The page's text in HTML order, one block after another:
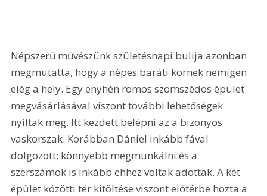
Népszerű művészünk születésnapi bulija azonban
megmutatta, hogy a népes baráti körnek nemigen
elég a hely. Egy enyhén romos szomszédos épület
megvásárlásával viszont további lehetőségek
nyíltak meg. Itt kezdett belépni az a bizonyos
vaskorszak. Korábban Dániel inkább fával
dolgozott; könnyebb megmunkálni és a
szerszámok is inkább ehhez voltak adottak. A két
épület közötti tér kitöltése viszont előtérbe hozta a